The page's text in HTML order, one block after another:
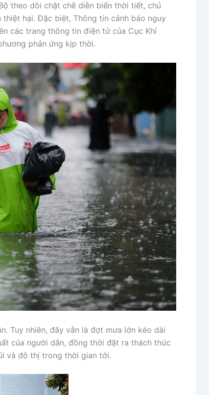
theo dõi chặt chẽ diễn biến thời tiết, chủ
hại. Đặc biệt, Thông tin cảnh báo nguy
các trang thông tin điện tử của Cục Khí
phản ứng kịp thời.
Tuy nhiên, đây vẫn là đợt mưa lớn kéo dài
của người dân, đồng thời đặt ra thách thức
và đô thị trong thời gian tới.